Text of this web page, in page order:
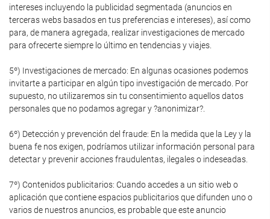
intereses incluyendo la publicidad segmentada (anuncios en
terceras webs basados en tus preferencias e intereses), así como
para, de manera agregada, realizar investigaciones de mercado
para ofrecerte siempre lo último en tendencias y viajes.
5º) Investigaciones de mercado: En algunas ocasiones podemos
invitarte a participar en algún tipo investigación de mercado. Por
supuesto, no utilizaremos sin tu consentimiento aquellos datos
personales que no podamos agregar y ?anonimizar?.
6º) Detección y prevención del fraude: En la medida que la Ley y la
buena fe nos exigen, podríamos utilizar información personal para
detectar y prevenir acciones fraudulentas, ilegales o indeseadas.
7º) Contenidos publicitarios: Cuando accedes a un sitio web o
aplicación que contiene espacios publicitarios que difunden uno o
varios de nuestros anuncios, es probable que este anuncio